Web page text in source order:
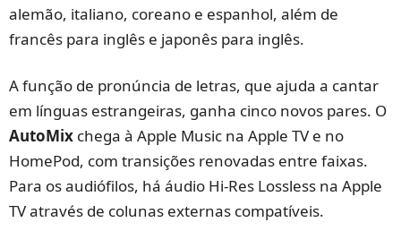
alemão, italiano, coreano e espanhol, além de
francês para inglês e japonês para inglês.
A função de pronúncia de letras, que ajuda a cantar
em línguas estrangeiras, ganha cinco novos pares. O
AutoMix chega à Apple Music na Apple TV e no
HomePod, com transições renovadas entre faixas.
Para os audiófilos, há áudio Hi-Res Lossless na Apple
TV através de colunas externas compatíveis.